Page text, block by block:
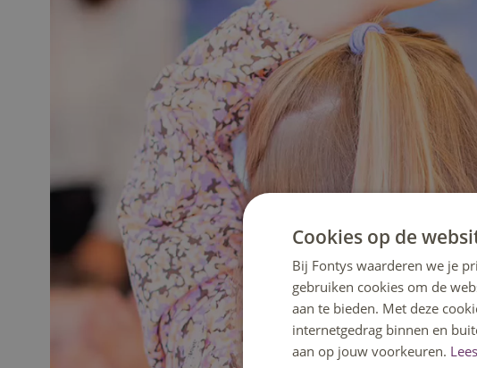
Cookies op de
Bij Fontys waarderen we je
gebruiken cookies om de
aan te bieden. Met deze
internetgedrag binnen en
aan op jouw voorkeuren.